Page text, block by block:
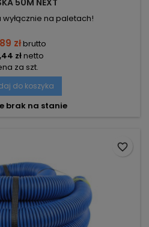
50M NEXT
wyłącznie na paletach!
złbrutto
złnetto
za szt.
do koszyka
brak na stanie
favorite_border